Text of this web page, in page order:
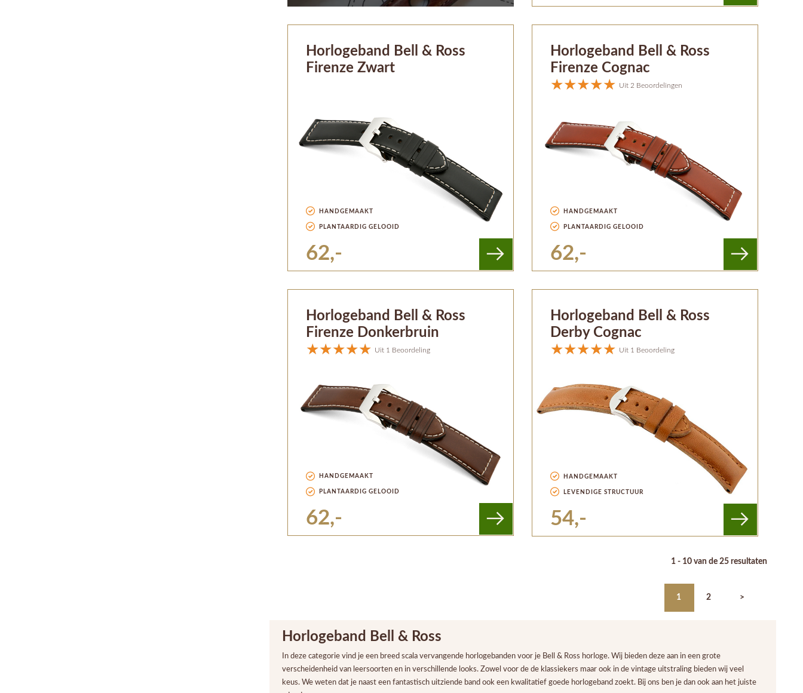
Horlogeband Bell & Ross
Firenze Zwart
HANDGEMAAKT
PLANTAARDIG GELOOID
62,-
Horlogeband Bell & Ross
Firenze Cognac
Uit 2 Beoordelingen
HANDGEMAAKT
PLANTAARDIG GELOOID
62,-
Horlogeband Bell & Ross
Firenze Donkerbruin
Uit 1 Beoordeling
HANDGEMAAKT
PLANTAARDIG GELOOID
62,-
Horlogeband Bell & Ross
Derby Cognac
Uit 1 Beoordeling
HANDGEMAAKT
LEVENDIGE STRUCTUUR
54,-
1 - 10 van de 25 resultaten
1 2 >
Horlogeband Bell & Ross
In deze categorie vind je een breed scala vervangende horlogebanden voor je Bell & Ross horloge. Wij bieden deze aan in een grote
verscheidenheid van leersoorten en in verschillende looks. Zowel voor de de klassiekers maar ook in de vintage uitstraling bieden wij veel
keus. We weten dat je naast een fantastisch uitziende band ook een kwalitatief goede horlogeband zoekt. Bij ons ben je dan ook aan het juiste